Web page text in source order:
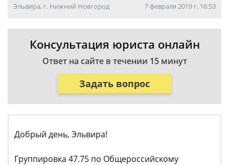
Эльвира, г. Нижний Новгород 7 февраля 2019 г. 16:53
Консультация юриста онлайн
Ответ на сайте в течении 15 минут
Задать вопрос
Добрый день, Эльвира!
Группировка 47.75 по Общероссийскому